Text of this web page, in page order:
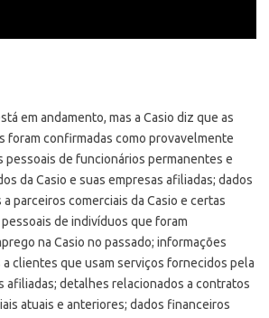
em andamento, mas a Casio diz que as
foram confirmadas como provavelmente
pessoais de funcionários permanentes e
da Casio e suas empresas afiliadas; dados
parceiros comerciais da Casio e certas
de indivíduos que foram
na Casio no passado; informações
clientes que usam serviços fornecidos pela
afiliadas; detalhes relacionados a contratos
atuais e anteriores; dados financeiros